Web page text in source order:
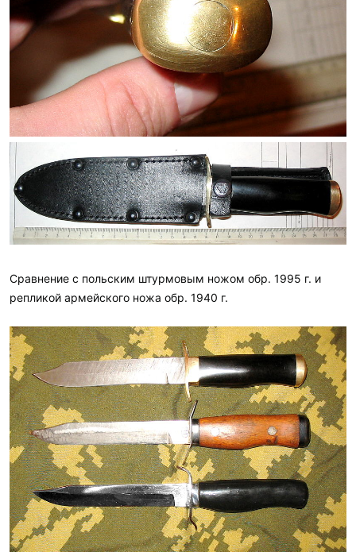
Сравнение с польским штурмовым ножом обр. 1995 г. и
репликой армейского ножа обр. 1940 г.